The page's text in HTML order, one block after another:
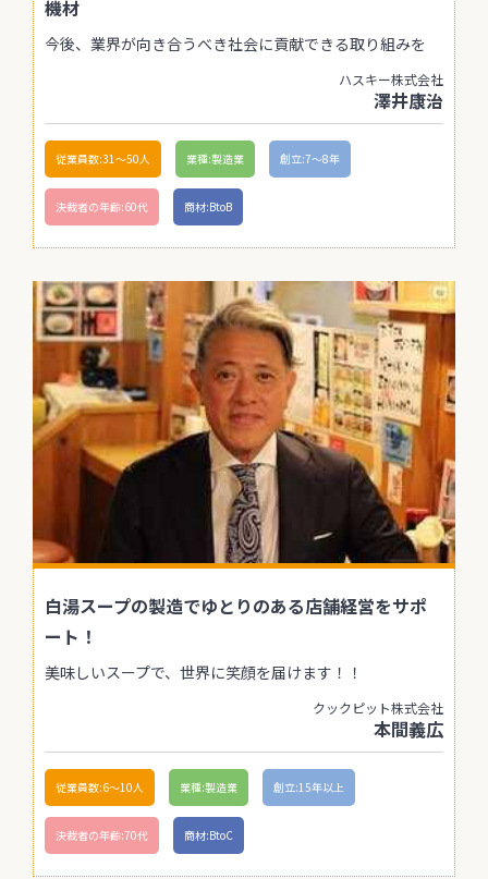
機材
今後、業界が向き合うべき社会に貢献できる取り組みを
ハスキー株式会社
澤井康治
従業員数:31〜50人 業種:製造業 創立:7〜8年
決裁者の年齢:60代 商材:BtoB
白湯スープの製造でゆとりのある店舗経営をサポ
ート！
美味しいスープで、世界に笑顔を届けます！！
クックピット株式会社
本間義広
従業員数:6～10人 業種:製造業 創立:15年以上
決裁者の年齢:70代 商材:BtoC